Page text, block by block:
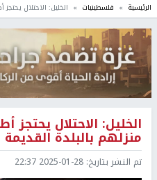
الرئيسية فلسطينيات الخليل: الاحتلال
الخليل: الاحتلال يحتجز
منزلهم بالبلدة القديمة
تم النشر بتاريخ: 2025-01-28 22:37